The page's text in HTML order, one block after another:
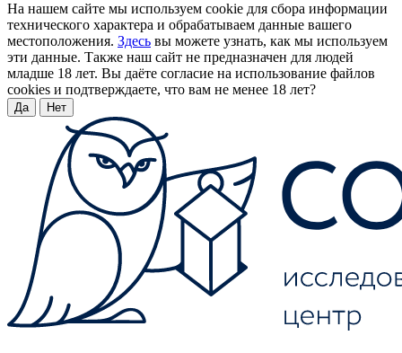
На нашем сайте мы используем cookie для сбора информации
технического характера и обрабатываем данные вашего
местоположения. Здесь вы можете узнать, как мы используем
эти данные. Также наш сайт не предназначен для людей
младше 18 лет. Вы даёте согласие на использование файлов
cookies и подтверждаете, что вам не менее 18 лет?
Да Нет